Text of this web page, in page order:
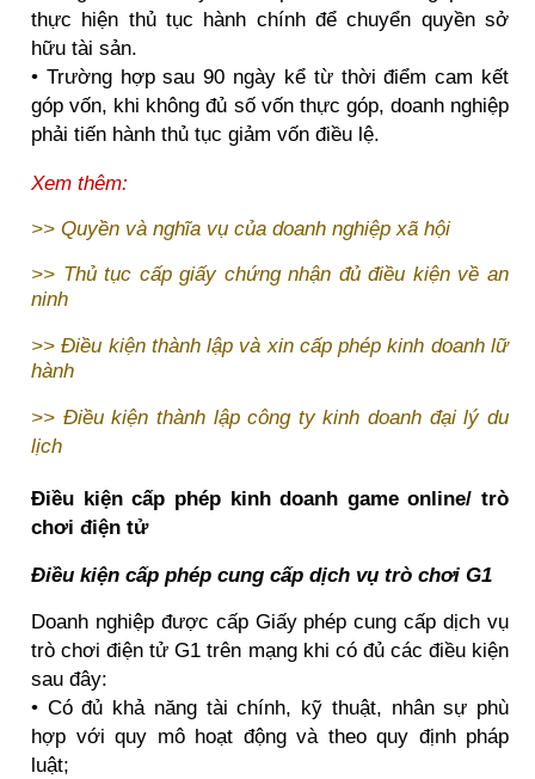
thực hiện thủ tục hành chính để chuyển quyền sở
hữu tài sản.
• Trường hợp sau 90 ngày kể từ thời điểm cam kết
góp vốn, khi không đủ số vốn thực góp, doanh nghiệp
phải tiến hành thủ tục giảm vốn điều lệ.
Xem thêm:
>> Quyền và nghĩa vụ của doanh nghiệp xã hội
>> Thủ tục cấp giấy chứng nhận đủ điều kiện về an
ninh
>>Điều kiện thành lập và xin cấp phép kinh doanh lữ
hành
>> Điều kiện thành lập công ty kinh doanh đại lý du
lịch
Điều kiện cấp phép kinh doanh game online/ trò
chơi điện tử
Điều kiện cấp phép cung cấp dịch vụ trò chơi G1
Doanh nghiệp được cấp Giấy phép cung cấp dịch vụ
trò chơi điện tử G1 trên mạng khi có đủ các điều kiện
sau đây:
• Có đủ khả năng tài chính, kỹ thuật, nhân sự phù
hợp với quy mô hoạt động và theo quy định pháp
luật;